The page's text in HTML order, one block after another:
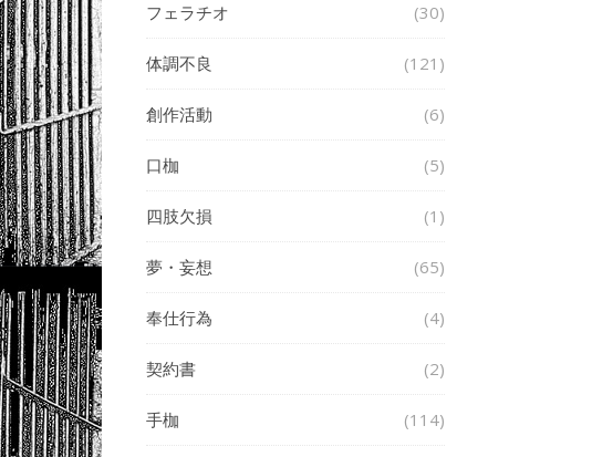
フェラチオ (30)
体調不良 (121)
創作活動 (6)
口枷 (5)
四肢欠損 (1)
夢・妄想 (65)
奉仕行為 (4)
契約書 (2)
手枷 (114)